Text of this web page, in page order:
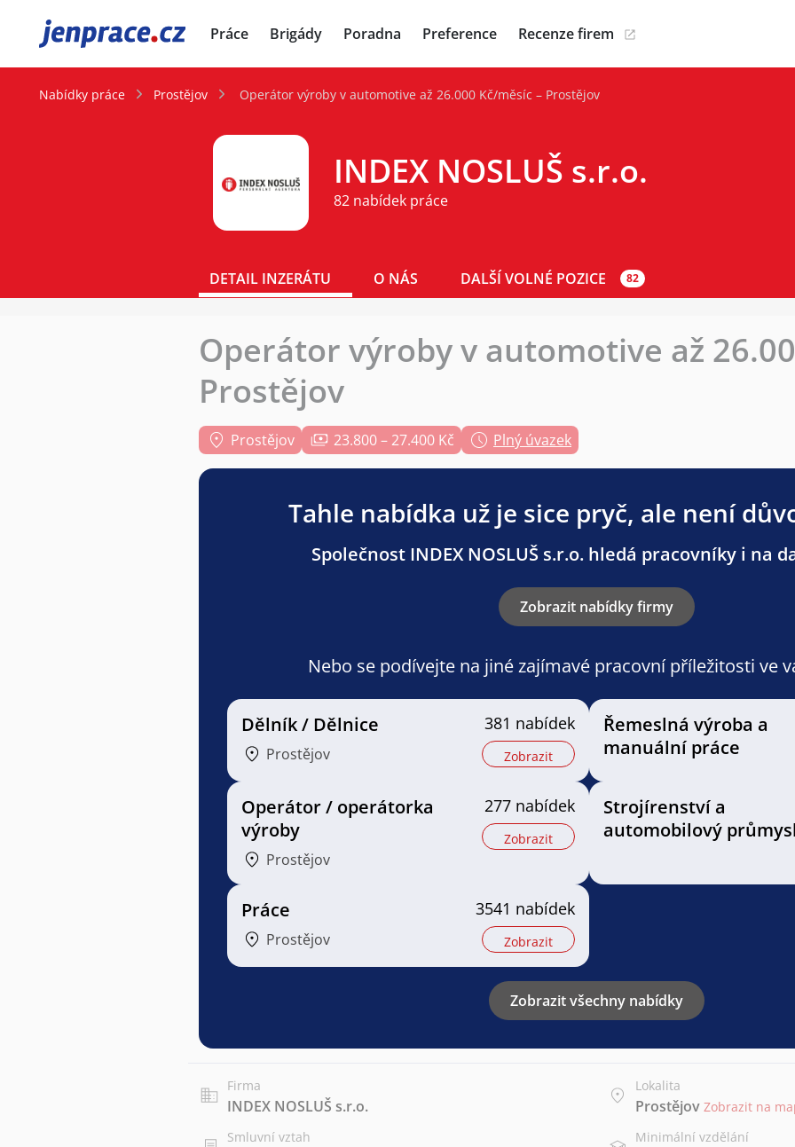
JenPráce.cz Práce Brigády Poradna Preference Recenze firem
Nabídky práce Prostějov Operátor výroby v automotive až 26.000 Kč/měsíc – Prostějov
INDEX NOSLUŠ s.r.o.
82 nabídek práce
DETAIL INZERÁTU O NÁS DALŠÍ VOLNÉ POZICE 82
Operátor výroby v automotive až
Prostějov
Prostějov 23.800 – 27.400 Kč Plný úvazek
Tahle nabídka už je sice pryč, ale není
Společnost INDEX NOSLUŠ s.r.o. hledá pracovníky i na
Zobrazit nabídky firmy
Nebo se podívejte na jiné zajímavé pracovní příležitosti ve
Dělník / Dělnice
Prostějov
381 nabídek
Zobrazit
Řemeslná výroba a
manuální práce
Operátor / operátorka
výroby
Prostějov
277 nabídek
Zobrazit
Strojírenství a
automobilový průmysl
Práce
Prostějov
3541 nabídek
Zobrazit
Zobrazit všechny nabídky
Firma
INDEX NOSLUŠ s.r.o.
Lokalita
Prostějov Zobrazit na
Smluvní vztah
Minimální vzdělání